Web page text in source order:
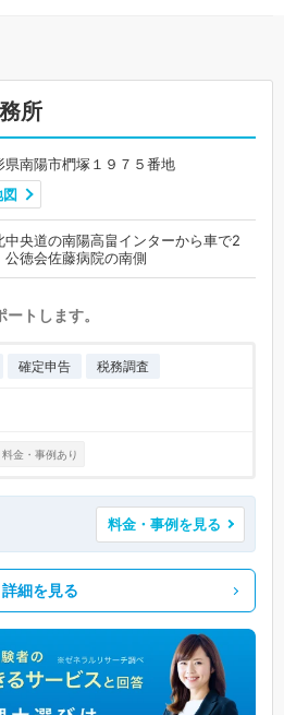
所
県南陽市椚塚１９７５番地
中央道の南陽高畠インターから車で2
公徳会佐藤病院の南側
トします。
確定申告 税務調査
料金・事例あり
料金・事例を見る
詳細を見る